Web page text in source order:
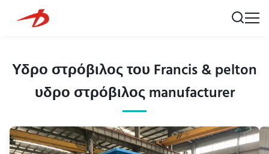
Υδρο στρόβιλος του Francis & pelton
υδρο στρόβιλος manufacturer